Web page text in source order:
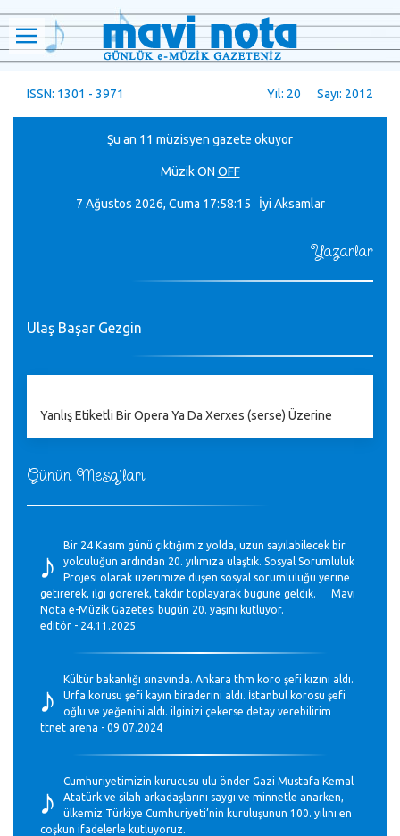
ISSN: 1301 - 3971 Yıl: 20 Sayı: 2012
Şu an 11 müzisyen gazete okuyor
MüzikON OFF
7 Ağustos 2026, Cuma 17:58:15 İyi Aksamlar
Günün Mesajları
♪
Bir 24 Kasım günü çıktığımız yolda, uzun sayılabilecek bir
yolculuğun ardından 20. yılımıza ulaştık. Sosyal Sorumluluk
Projesi olarak üzerimize düşen sosyal sorumluluğu yerine
getirerek, ilgi görerek, takdir toplayarak bugüne geldik. Mavi
Nota e-Müzik Gazetesi bugün 20. yaşını kutluyor.
editör - 24.11.2025
♪
Kültür bakanlığı sınavında. Ankara thm koro şefi kızını aldı.
Urfa korusu şefi kayın biraderini aldı. İstanbul korosu şefi
oğlu ve yeğenini aldı. ilginizi çekerse detay verebilirim
ttnet arena - 09.07.2024
♪
Cumhuriyetimizin kurucusu ulu önder Gazi Mustafa Kemal
Atatürk ve silah arkadaşlarını saygı ve minnetle anarken,
ülkemiz Türkiye Cumhuriyeti’nin kuruluşunun 100. yılını en
coşkun ifadelerle kutluyoruz.
Yazarlar
Ulaş Başar Gezgin
Yanlış Etiketli Bir Opera Ya Da Xerxes (serse) Üzerine